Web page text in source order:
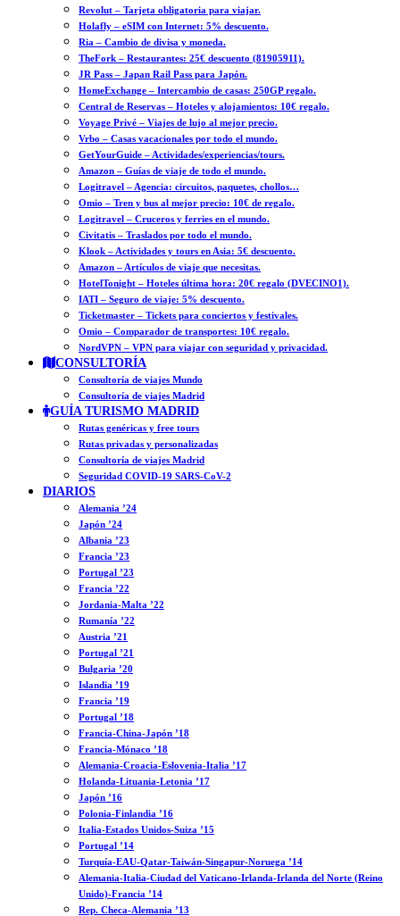
Revolut – Tarjeta obligatoria para viajar.
Holafly – eSIM con Internet: 5% descuento.
Ria – Cambio de divisa y moneda.
TheFork – Restaurantes: 25€ descuento (81905911).
JR Pass – Japan Rail Pass para Japón.
HomeExchange – Intercambio de casas: 250GP regalo.
Central de Reservas – Hoteles y alojamientos: 10€ regalo.
Voyage Privé – Viajes de lujo al mejor precio.
Vrbo – Casas vacacionales por todo el mundo.
GetYourGuide – Actividades/experiencias/tours.
Amazon – Guías de viaje de todo el mundo.
Logitravel – Agencia: circuitos, paquetes, chollos…
Omio – Tren y bus al mejor precio: 10€ de regalo.
Logitravel – Cruceros y ferries en el mundo.
Civitatis – Traslados por todo el mundo.
Klook – Actividades y tours en Asia: 5€ descuento.
Amazon – Artículos de viaje que necesitas.
HotelTonight – Hoteles última hora: 20€ regalo (DVECINO1).
IATI – Seguro de viaje: 5% descuento.
Ticketmaster – Tickets para conciertos y festivales.
Omio – Comparador de transportes: 10€ regalo.
NordVPN – VPN para viajar con seguridad y privacidad.
CONSULTORÍA
Consultoría de viajes Mundo
Consultoría de viajes Madrid
GUÍA TURISMO MADRID
Rutas genéricas y free tours
Rutas privadas y personalizadas
Consultoría de viajes Madrid
Seguridad COVID-19 SARS-CoV-2
DIARIOS
Alemania ’24
Japón ’24
Albania ’23
Francia ’23
Portugal ’23
Francia ’22
Jordania-Malta ’22
Rumanía ’22
Austria ’21
Portugal ’21
Bulgaria ’20
Islandia ’19
Francia ’19
Portugal ’18
Francia-China-Japón ’18
Francia-Mónaco ’18
Alemania-Croacia-Eslovenia-Italia ’17
Holanda-Lituania-Letonia ’17
Japón ’16
Polonia-Finlandia ’16
Italia-Estados Unidos-Suiza ’15
Portugal ’14
Turquía-EAU-Qatar-Taiwán-Singapur-Noruega ’14
Alemania-Italia-Ciudad del Vaticano-Irlanda-Irlanda del Norte (Reino
Unido)-Francia ’14
Rep. Checa-Alemania ’13